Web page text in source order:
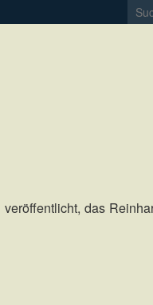
das